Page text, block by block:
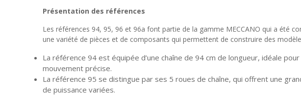
Présentation des références
Les références 94, 95, 96 et 96a font partie de la gamme MECCANO qui a été
une variété de pièces et de composants qui permettent de construire des
La référence 94 est équipée d’une chaîne de 94 cm de longueur, idéale
mouvement précise.
La référence 95 se distingue par ses 5 roues de chaîne, qui offrent une
de puissance variées.